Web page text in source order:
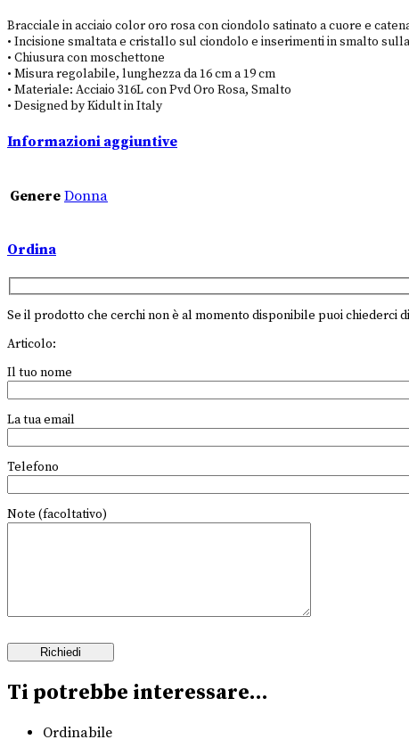
Bracciale in acciaio color oro rosa con ciondolo satinato a cuore e
• Incisione smaltata e cristallo sul ciondolo e inserimenti in smalto
• Chiusura con moschettone
• Misura regolabile, lunghezza da 16 cm a 19 cm
• Materiale: Acciaio 316L con Pvd Oro Rosa, Smalto
• Designed by Kidult in Italy
Informazioni aggiuntive
Genere Donna
Ordina
Se il prodotto che cerchi non è al momento disponibile puoi chiederci
Articolo:
Il tuo nome
La tua email
Telefono
Note (facoltativo)
Ti potrebbe interessare…
Ordinabile